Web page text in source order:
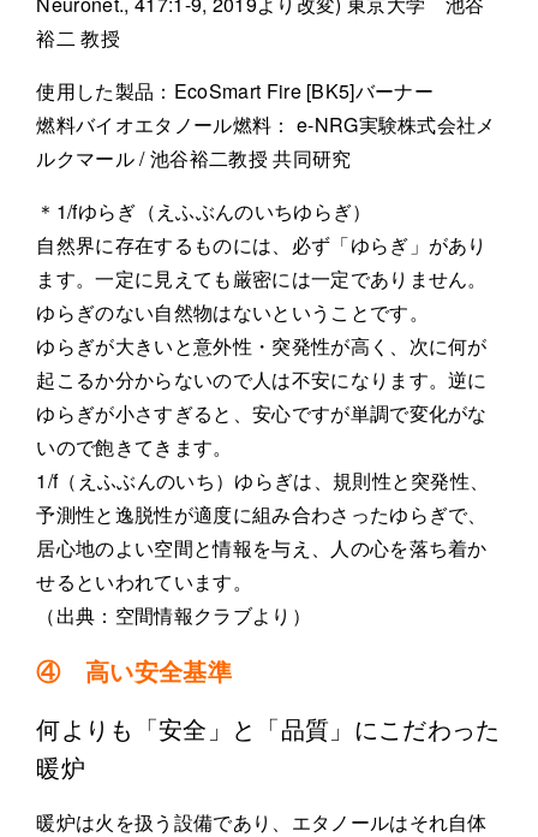
裕二 教授
使用した製品：EcoSmart Fire [BK5]バーナー
燃料バイオエタノール燃料： e-NRG実験株式会社メ
ルクマール / 池谷裕二教授 共同研究
＊1/fゆらぎ（えふぶんのいちゆらぎ）
自然界に存在するものには、必ず「ゆらぎ」があり
ます。一定に見えても厳密には一定でありません。
ゆらぎのない自然物はないということです。
ゆらぎが大きいと意外性・突発性が高く、次に何が
起こるか分からないので人は不安になります。逆に
ゆらぎが小さすぎると、安心ですが単調で変化がな
いので飽きてきます。
1/f（えふぶんのいち）ゆらぎは、規則性と突発性、
予測性と逸脱性が適度に組み合わさったゆらぎで、
居心地のよい空間と情報を与え、人の心を落ち着か
せるといわれています。
（出典：空間情報クラブより）
④ 高い安全基準
何よりも「安全」と「品質」にこだわった
暖炉
暖炉は火を扱う設備であり、エタノールはそれ自体